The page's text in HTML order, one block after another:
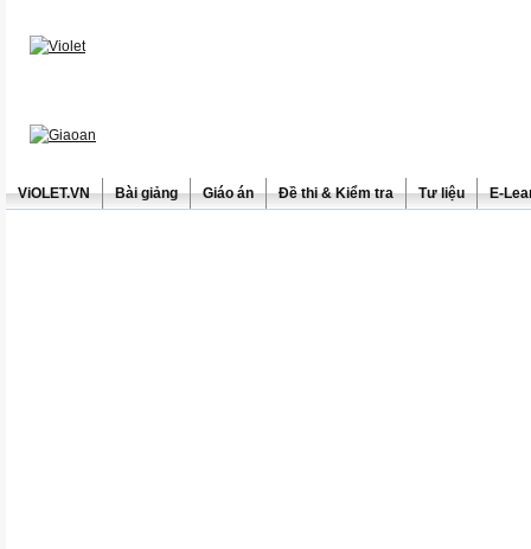
ViOLET.VN Bài giảng Giáo án Đề thi & Kiểm tra Tư liệu E-